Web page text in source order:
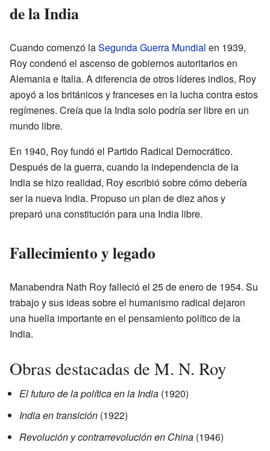
de la India
Cuando comenzó laSegunda Guerra Mundial en 1939,
Roy condenó el ascenso de gobiernos autoritarios en
Alemania e Italia. A diferencia de otros líderes indios, Roy
apoyó a los británicos y franceses en la lucha contra estos
regímenes. Creía que la India solo podría ser libre en un
mundo libre.
En 1940, Roy fundó el Partido Radical Democrático.
Después de la guerra, cuando la independencia de la
India se hizo realidad, Roy escribió sobre cómo debería
ser la nueva India. Propuso un plan de diez años y
preparó una constitución para una India libre.
Fallecimiento y legado
Manabendra Nath Roy falleció el 25 de enero de 1954. Su
trabajo y sus ideas sobre el humanismo radical dejaron
una huella importante en el pensamiento político de la
India.
Obras destacadas de M. N. Roy
El futuro de la política en la India (1920)
India en transición (1922)
Revolución y contrarrevolución en China (1946)